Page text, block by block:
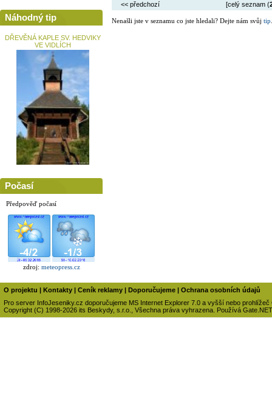
Náhodný tip
DŘEVĚNÁ KAPLE SV. HEDVIKY
VE VIDLÍCH
Počasí
Předpověď počasí
zdroj: meteopress.cz
<< předchozí [celý seznam (
Nenašli jste v seznamu co jste hledali? Dejte nám svůj tip
O projektu | Kontakty | Ceník reklamy | Doporučujeme | Ochrana osobních údajů
Pro server InfoJeseniky.cz doporučujeme MS Internet Explorer 7.0 a vyšší nebo prohlížeč
Copyright (C) 1998-2026 its Beskydy, s.r.o., Všechna práva vyhrazena. Používá